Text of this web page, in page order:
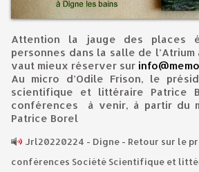
Attention la jauge des places étant limitée à 37
personnes dans la salle de
vaut mieux réserver sur
Au micro d’Odile Frison, le
scientifique et littéraire Patrice
conférences à venir, à partir du
Patrice Borel
Jrl20220224 - Digne - Retour sur le
conférences Société Scientifique et